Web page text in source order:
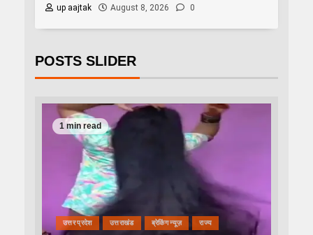
up aajtak
August 8, 2026 0
POSTS SLIDER
1 min read
उत्तर प्रदेश उत्तराखंड ब्रेकिंग न्यूज़ राज्य